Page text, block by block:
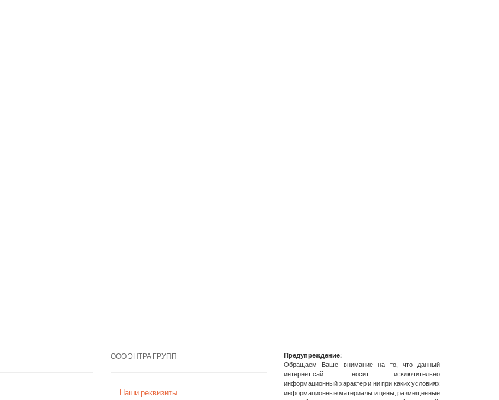
ООО ЭНТРА ГРУПП
Наши реквизиты
Предупреждение:
Обращаем Ваше внимание на то, что данный
интернет-сайт носит исключительно
информационный характер и ни при каких условиях
информационные материалы и цены, размещенные